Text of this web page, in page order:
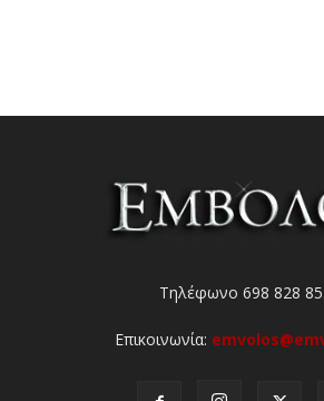
Τηλέφωνο 698 828
Επικοινωνία: